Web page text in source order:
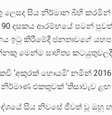
සිය නිර්මාන බිහි
දසකය ආරම්භයේ පටන්
ඉටු කිරීමේදී ජනතාවගේ
මෙන්ම සාහිත්‍ය
‘අකුරක් හොයමි’ නමින්
එකතුවක් ‘තිසාවැව ළඟ
සිය නිවසේ ජීවත් වූ ඔහු